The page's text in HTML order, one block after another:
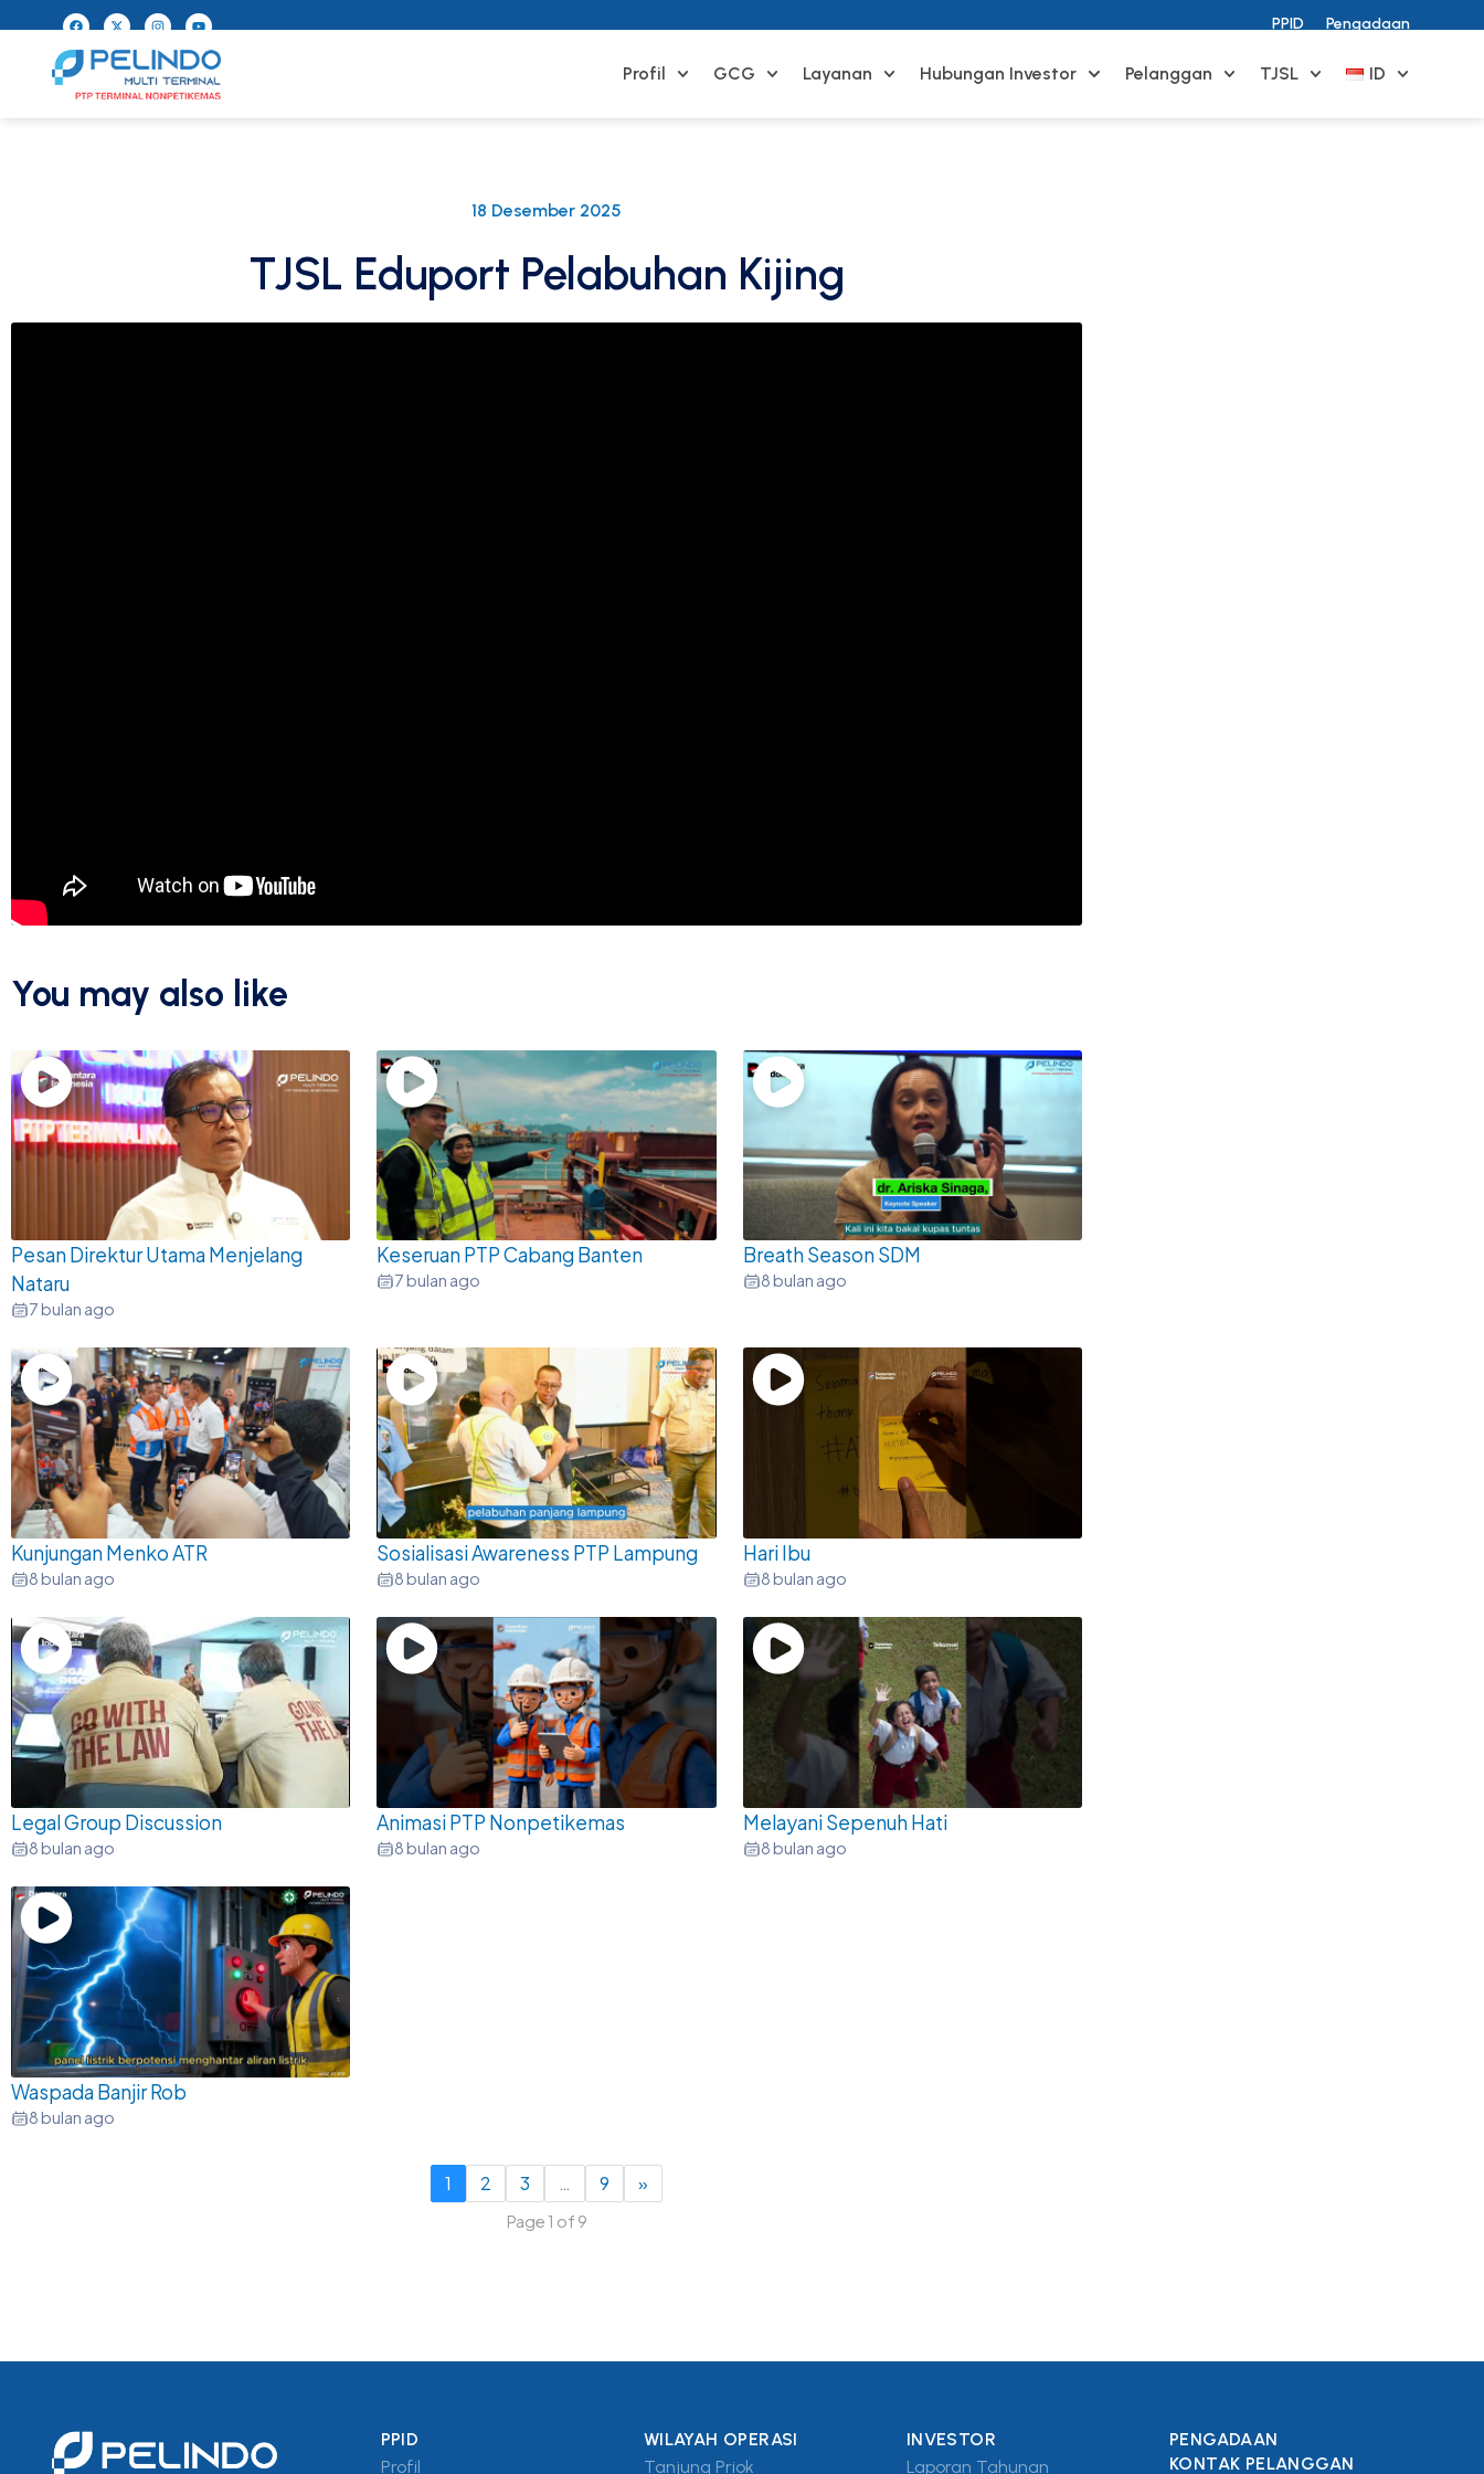
PPID Pengadaan
Profil GCG Layanan Hubungan Investor Pelanggan TJSL ID
18 Desember 2025
TJSL Eduport Pelabuhan Kijing
You may also like
Pesan Direktur Utama Menjelang
Nataru
7 bulan ago
Keseruan PTP Cabang Banten
7 bulan ago
Breath Season SDM
8 bulan ago
Kunjungan Menko ATR
8 bulan ago
Sosialisasi Awareness PTP Lampung
8 bulan ago
Hari Ibu
8 bulan ago
Legal Group Discussion
8 bulan ago
Animasi PTP Nonpetikemas
8 bulan ago
Melayani Sepenuh Hati
8 bulan ago
Waspada Banjir Rob
8 bulan ago
1 2 3 … 9 »
Page 1 of 9
PPID
Profil
WILAYAH OPERASI
Tanjung Priok
INVESTOR
Laporan Tahunan
PENGADAAN
KONTAK PELANGGAN